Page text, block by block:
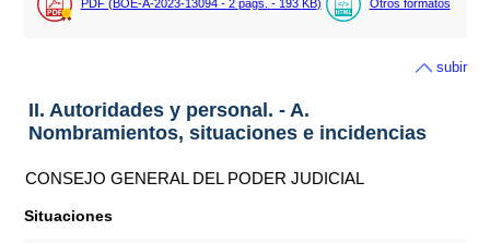
PDF (BOE-A-2023-13094 - 2 págs. - 193 KB) Otros formatos
subir
II. Autoridades y personal. - A.
Nombramientos, situaciones e incidencias
CONSEJO GENERAL DEL PODER JUDICIAL
Situaciones